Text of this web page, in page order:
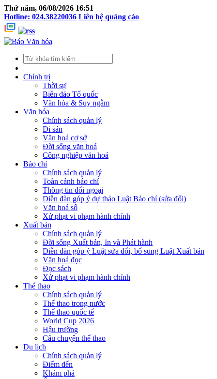
Thứ năm, 06/08/2026 16:51
Hotline: 024.38220036 Liên hệ quảng cáo
Chính trị
Thời sự
Biển đảo Tổ quốc
Văn hóa & Suy ngẫm
Văn hóa
Chính sách quản lý
Di sản
Văn hoá cơ sở
Đời sống văn hoá
Công nghiệp văn hoá
Báo chí
Chính sách quản lý
Toàn cảnh báo chí
Thông tin đối ngoại
Diễn đàn góp ý dự thảo Luật Báo chí (sửa đổi)
Văn hoá số
Xử phạt vi phạm hành chính
Xuất bản
Chính sách quản lý
Đời sống Xuất bản, In và Phát hành
Diễn đàn góp ý Luật sửa đổi, bổ sung Luật Xuất bản
Văn hoá đọc
Đọc sách
Xử phạt vi phạm hành chính
Thể thao
Chính sách quản lý
Thể thao trong nước
Thể thao quốc tế
World Cup 2026
Hậu trường
Câu chuyện thể thao
Du lịch
Chính sách quản lý
Điểm đến
Khám phá